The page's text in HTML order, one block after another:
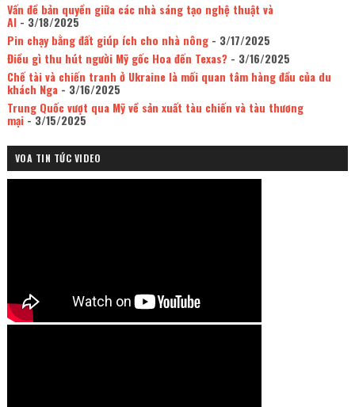
Vấn đề bản quyền giữa các nhà sáng tạo nghệ thuật và
AI- 3/18/2025
Pin chạy bằng đất giúp ích cho nhà nông- 3/17/2025
Điều gì thu hút người Mỹ gốc Hoa đến Texas?- 3/16/2025
Chế tài và chiến tranh ở Ukraine là mối quan tâm hàng đầu của du
khách Nga- 3/16/2025
Trung Quốc vượt qua Mỹ về sản xuất tàu chiến và tàu thương
mại- 3/15/2025
VOA TIN TỨC VIDEO